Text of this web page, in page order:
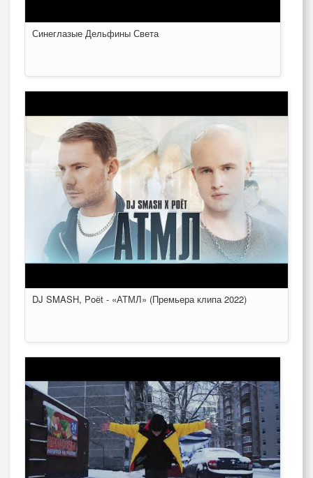
Синеглазые Дельфины Света
DJ SMASH, Poёt - «АТМЛ» (Премьера клипа 2022)